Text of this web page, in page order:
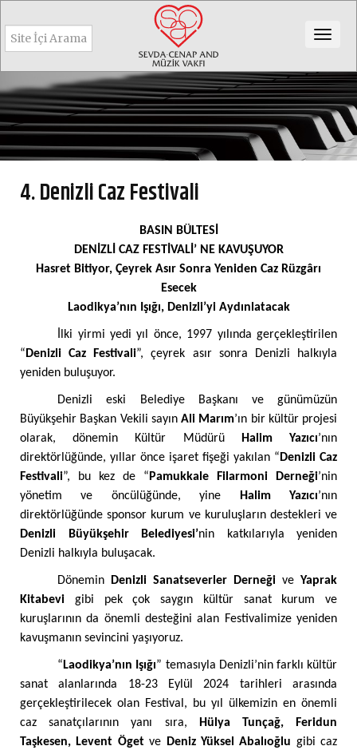
4. Denizli Caz Festivali
BASIN BÜLTESİ
DENİZLİ CAZ FESTİVALİ’ NE KAVUŞUYOR
Hasret Bitiyor, Çeyrek Asır Sonra Yeniden Caz Rüzgârı
Esecek
Laodikya’nın Işığı, Denizli’yi Aydınlatacak
İlki yirmi yedi yıl önce, 1997 yılında gerçekleştirilen
“Denizli Caz Festivali”, çeyrek asır sonra Denizli halkıyla
yeniden buluşuyor.
Denizli eski Belediye Başkanı ve günümüzün
Büyükşehir Başkan Vekili sayın Ali Marım’ın bir kültür projesi
olarak, dönemin Kültür Müdürü Halim Yazıcı’nın
direktörlüğünde, yıllar önce işaret fişeği yakılan “Denizli Caz
Festivali”, bu kez de “Pamukkale Filarmoni Derneği’nin
yönetim ve öncülüğünde, yine Halim Yazıcı’nın
direktörlüğünde sponsor kurum ve kuruluşların destekleri ve
Denizli Büyükşehir Belediyesi’nin katkılarıyla yeniden
Denizli halkıyla buluşacak.
DöneminDenizli Sanatseverler Derneği veYaprak
Kitabevi gibi pek çok saygın kültür sanat kurum ve
kuruşlarının da önemli desteğini alan Festivalimize yeniden
kavuşmanın sevincini yaşıyoruz.
“Laodikya’nın Işığı” temasıyla Denizli’nin farklı kültür
sanat alanlarında 18-23 Eylül 2024 tarihleri arasında
gerçekleştirilecek olan Festival, bu yıl ülkemizin en önemli
caz sanatçılarının yanı sıra, Hülya Tunçağ, Feridun
Taşkesen, Levent Ögetve Deniz Yüksel Abalıoğlu gibi caz